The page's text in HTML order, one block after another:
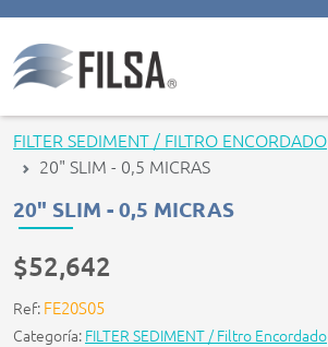
Inicio
Nuestras Soluciones
Productos
Filter caps
Contáctenos
FILTER SEDIMENT / FILTRO ENCORDADO
20" SLIM - 0,5 MICRAS
20" SLIM - 0,5 MICRAS
$52,642
Ref: FE20S05
Categoría: FILTER SEDIMENT / Filtro Encordado